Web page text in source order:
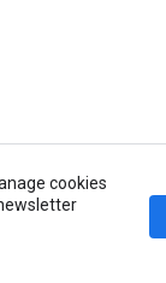
cookies